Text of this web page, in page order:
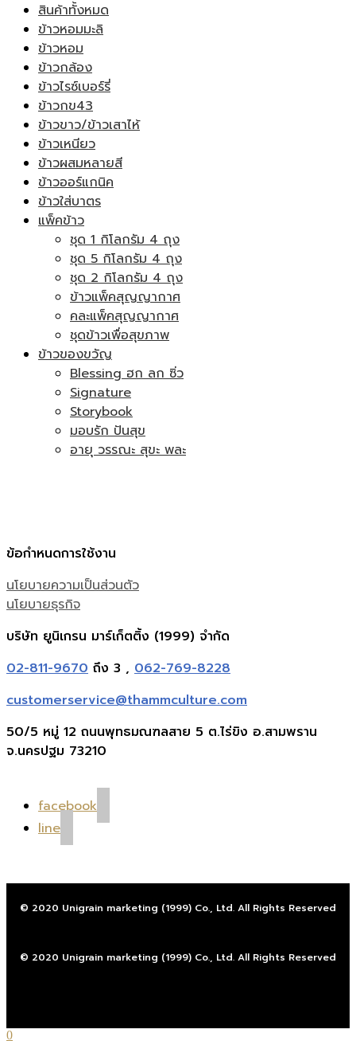
สินค้าทั้งหมด
ข้าวหอมมะลิ
ข้าวหอม
ข้าวกล้อง
ข้าวไรซ์เบอร์รี่
ข้าวกข43
ข้าวขาว/ข้าวเสาไห้
ข้าวเหนียว
ข้าวผสมหลายสี
ข้าวออร์แกนิค
ข้าวใส่บาตร
แพ็คข้าว
ชุด 1 กิโลกรัม 4 ถุง
ชุด 5 กิโลกรัม 4 ถุง
ชุด 2 กิโลกรัม 4 ถุง
ข้าวแพ็คสุญญากาศ
คละแพ็คสุญญากาศ
ชุดข้าวเพื่อสุขภาพ
ข้าวของขวัญ
Blessing ฮก ลก ซิ่ว
Signature
Storybook
มอบรัก ปันสุข
อายุ วรรณะ สุขะ พละ
ข้อกำหนดการใช้งาน
นโยบายความเป็นส่วนตัว
นโยบายธุรกิจ
บริษัท ยูนิเกรน มาร์เก็ตติ้ง (1999) จำกัด
02-811-9670 ถึง 3 , 062-769-8228
customerservice@thammculture.com
50/5 หมู่ 12 ถนนพุทธมณฑลสาย 5 ต.ไร่ขิง อ.สามพราน
จ.นครปฐม 73210
facebook
line
© 2020 Unigrain marketing (1999) Co., Ltd. All Rights Reserved
© 2020 Unigrain marketing (1999) Co., Ltd. All Rights Reserved
0